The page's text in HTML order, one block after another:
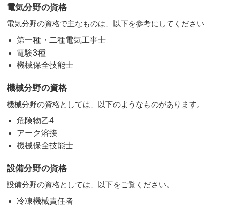
電気分野の資格
電気分野の資格で主なものは、以下を参考にしてください
第一種・二種電気工事士
電験3種
機械保全技能士
機械分野の資格
機械分野の資格としては、以下のようなものがあります。
危険物乙4
アーク溶接
​機械保全技能士
設備分野の資格
設備分野の資格としては、以下をご覧ください。
冷凍機械責任者